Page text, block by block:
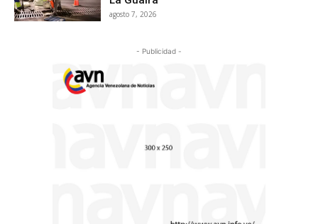
agosto 7, 2026
- Publicidad -